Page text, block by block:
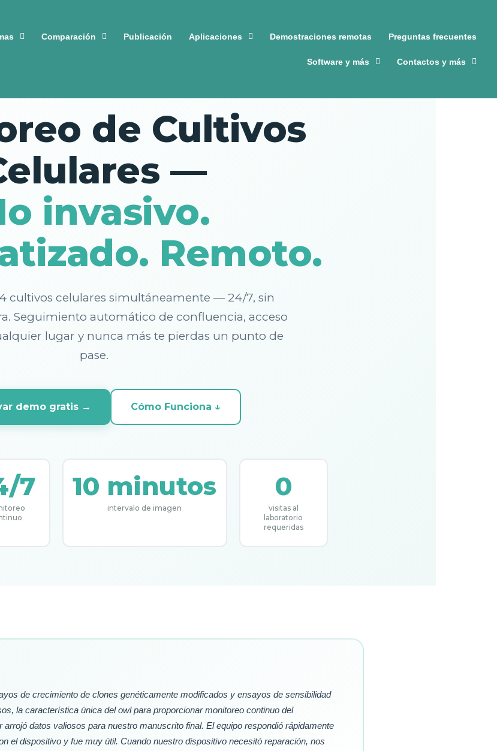
Comparación Publicación Aplicaciones Demostraciones remotas Preguntas frecuentes
Software y más Contactos y más
de Cultivos
—
invasivo.
Remoto.
cultivos celulares simultáneamente — 24/7, sin
Seguimiento automático de confluencia, acceso
lugar y nunca más te pierdas un punto de
pase.
demo gratis → Cómo Funciona ↓
7 10 minutos
intervalo de imagen
0
visitas al
laboratorio
requeridas
de crecimiento de clones genéticamente modificados y ensayos de sensibilidad
la característica única del owl para proporcionar monitoreo continuo del
datos valiosos para nuestro manuscrito final. El equipo respondió rápidamente
el dispositivo y fue muy útil. Cuando nuestro dispositivo necesitó reparación, nos